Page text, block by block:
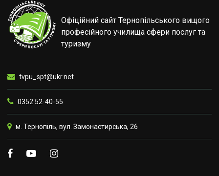
Офіційний сайт Тернопільського вищого
професійного училища сфери послуг та
туризму
tvpu_spt@ukr.net
0352 52-40-55
м. Тернопіль, вул. Замонастирська, 26